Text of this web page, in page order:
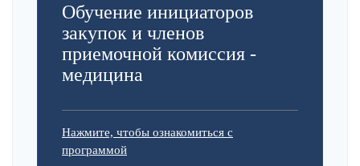
Обучение инициаторов
закупок и членов
приемочной комиссия -
медицина
Нажмите, чтобы ознакомиться с
программой